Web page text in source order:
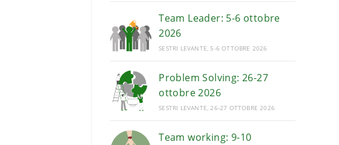
Team Leader: 5-6 ottobre
2026
SESTRI LEVANTE, 5-6 OTTOBRE 2026
Problem Solving: 26-27
ottobre 2026
SESTRI LEVANTE, 26-27 OTTOBRE 2026
Team working: 9-10